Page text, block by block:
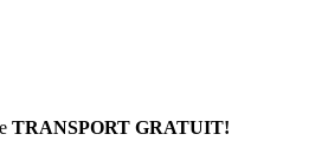
TRANSPORT GRATUIT!